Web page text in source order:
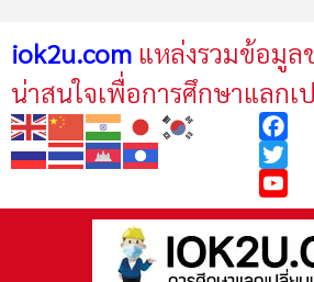
iok2u.com แหล่งรวมข้อมูล
น่าสนใจเพื่อการศึกษาแลกเ
Twitter